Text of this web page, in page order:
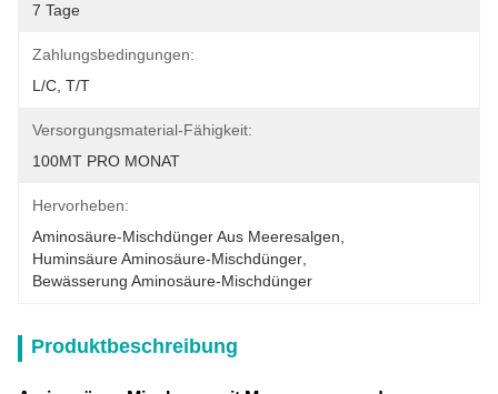
7 Tage
Zahlungsbedingungen:
L/C, T/T
Versorgungsmaterial-Fähigkeit:
100MT PRO MONAT
Hervorheben:
Aminosäure-Mischdünger Aus Meeresalgen
Huminsäure Aminosäure-Mischdünger
Bewässerung Aminosäure-Mischdünger
Produktbeschreibung